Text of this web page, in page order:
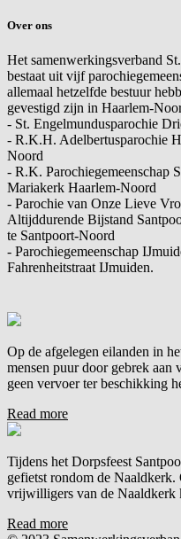
Over ons
Het samenwerkingsverband
bestaat uit vijf
allemaal hetzelfde bestuur
gevestigd zijn in Haarlem-
- St. Engelmundusparochie
- R.K.H. Adelbertusparochie
Noord
- R.K. Parochiegemeenschap
Mariakerk Haarlem-Noord
- Parochie van Onze Lieve
Altijddurende Bijstand
te Santpoort-Noord
- Parochiegemeenschap
Fahrenheitstraat IJmuiden.
Op de afgelegen eilanden in
mensen puur door gebrek aan
geen vervoer ter beschikking
Read more
Tijdens het Dorpsfeest
gefietst rondom de Naaldkerk.
vrijwilligers van de
Read more